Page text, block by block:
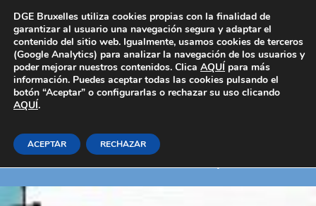
Área Privada
Modelos avanzados de BD
Inicio
DGE Bruxelles utiliza cookies propias con la finalidad de
garantizar al usuario una navegación segura y adaptar el
contenido del sitio web. Igualmente, usamos cookies de terceros
(Google Analytics) para analizar la navegación de los usuarios y
poder mejorar nuestros contenidos. Clica AQUÍ para más
información. Puedes aceptar todas las cookies pulsando el
botón “Aceptar” o configurarlas o rechazar su uso clicando
AQUÍ.
ACEPTAR RECHAZAR